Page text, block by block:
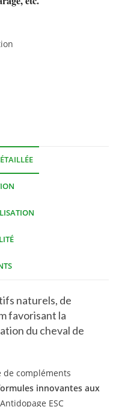
naturels, de
favorisant la
du cheval de
de compléments
innovantes aux
ESC